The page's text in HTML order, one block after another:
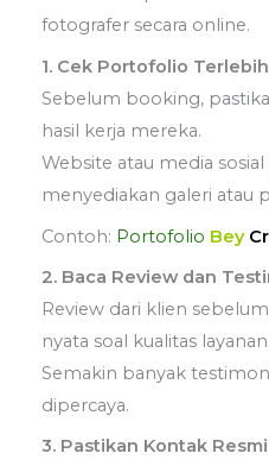
fotografer secara online.
1. Cek Portofolio
Sebelum booking,
hasil kerja mereka.
Website atau media
menyediakan galeri atau
Contoh: Portofolio Bey
2. Baca Review dan
Review dari klien
nyata soal kualitas layanan.
Semakin banyak
dipercaya.
3. Pastikan Kontak